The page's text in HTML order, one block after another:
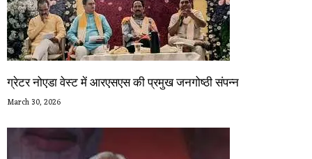
ग्रेटर नोएडा वेस्ट में आरएसएस की प्रमुख जनगोष्ठी संपन्न
March 30, 2026